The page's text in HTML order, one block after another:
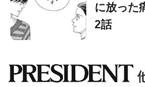
に放った
2話